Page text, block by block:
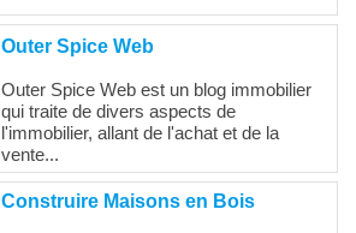
Outer Spice Web
Outer Spice Web est un blog immobilier
qui traite de divers aspects de
l'immobilier, allant de l'achat et de la
vente...
Construire Maisons en Bois